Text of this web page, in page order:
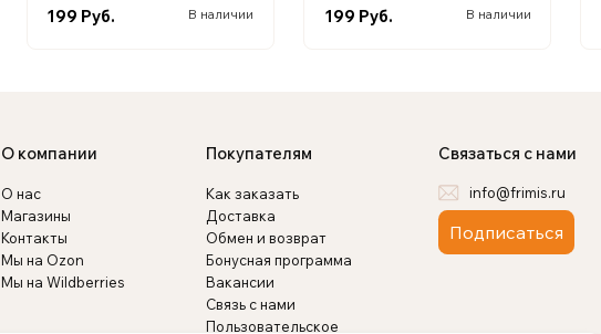
199 Руб. В наличии 199 Руб. В наличии
О компании
О нас
Магазины
Контакты
Мы на Ozon
Мы на Wildberries
Покупателям
Как заказать
Доставка
Обмен и возврат
Бонусная программа
Вакансии
Связь с нами
Пользовательское
Связаться с нами
info@frimis.ru
Подписаться